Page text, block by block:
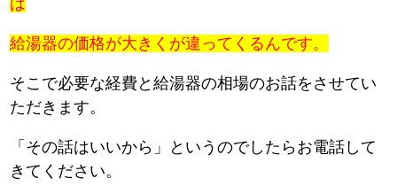
給湯器の価格が大きくが違ってくるんです。
そこで必要な経費と給湯器の相場のお話をさせてい
ただきます。
「その話はいいから」というのでしたらお電話して
きてください。